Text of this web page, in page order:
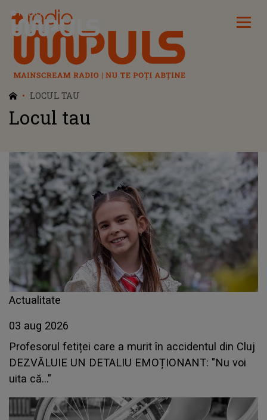
Radio Impuls
LOCUL TAU
Locul tau
Actualitate
03 aug 2026
Profesorul fetiței care a murit în accidentul din Cluj
DEZVĂLUIE UN DETALIU EMOȚIONANT: "Nu voi
uita că..."